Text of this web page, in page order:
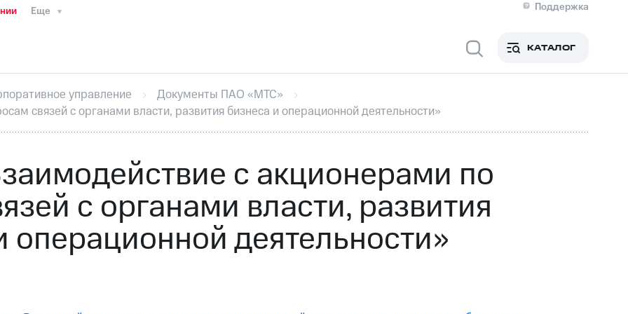
Еще
Поддержка
Медиа-центр
ИнтервьюФинансовая отчетностьКонтактыПригласить спикера
секретарьРаскрытие информацииИнформация акционерам
кабинет акционераАкционерный капиталКонтроль и аудитРынок акций
выкупа акцийДивидендыРынок облигаций Описание
Комплаенс и деловая этика
КАТАЛОГ
управление
Документы ПАО «МТС»
связей с органами власти, развития бизнеса и операционной деятельности»
с акционерами по
с органами власти, развития
операционной деятельности»